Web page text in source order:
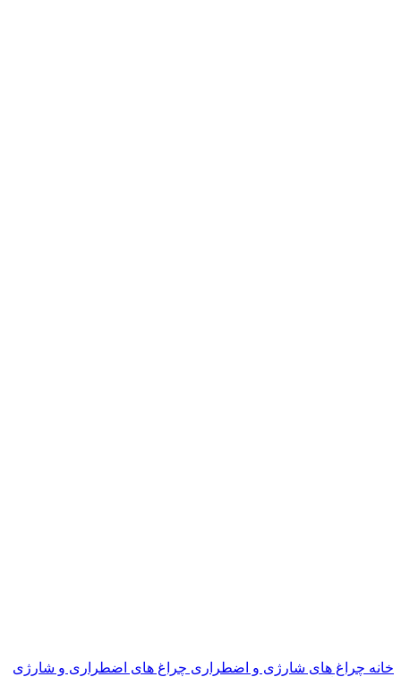
خانه چراغ های شارژی و اضطراری چراغ های اضطراری و شارژی